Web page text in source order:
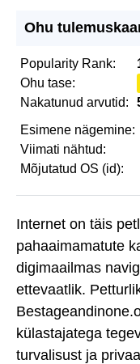
Ohu
Popularity Rank:
Ohu tase:
Nakatunud arvutid:
Esimene nägemine:
Viimati nähtud:
Mõjutatud OS (id):
Internet on täis
pahaaimamatute
digimaailmas
ettevaatlik.
külastajatega
turvalisust ja